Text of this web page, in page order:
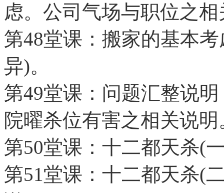
虑。公司气场与职位之
第48堂课：搬家的基本
异)。
第49堂课：问题汇整说
院曜杀位有害之相关说明
第50堂课：十二都天杀(
第51堂课：十二都天杀(